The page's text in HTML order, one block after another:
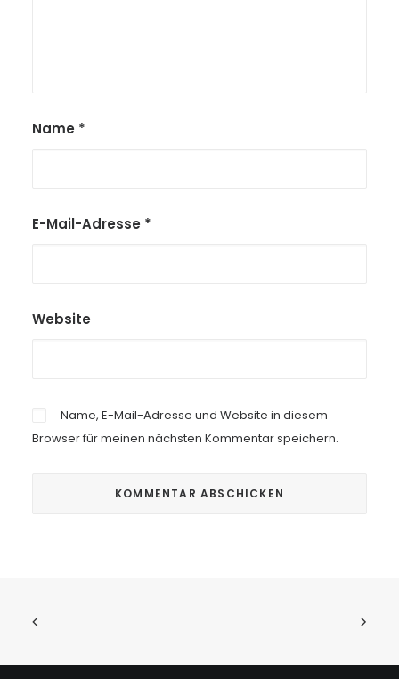
Name *
E-Mail-Adresse *
Website
Name, E-Mail-Adresse und Website in diesem
Browser für meinen nächsten Kommentar speichern.